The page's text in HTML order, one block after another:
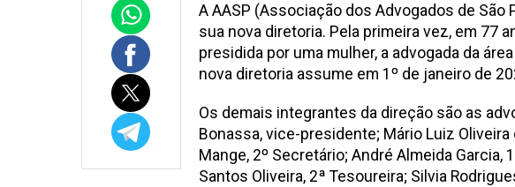
A AASP (Associação dos Advogados de
sua nova diretoria. Pela primeira vez, em 77
presidida por uma mulher, a advogada da
nova diretoria assume em 1º de janeiro de
Os demais integrantes da direção são as
Bonassa, vice-presidente; Mário Luiz Oliveira
Mange, 2º Secretário; André Almeida Garcia,
Santos Oliveira, 2ª Tesoureira; Silvia